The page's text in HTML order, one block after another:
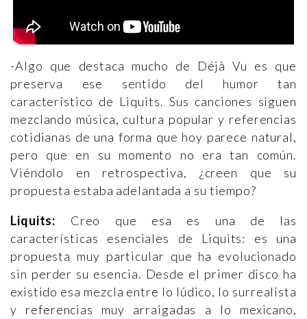
-Algo que destaca mucho de Déjà Vu es que
preserva ese sentido del humor tan
característico de Liquits. Sus canciones siguen
mezclando música, cultura popular y referencias
cotidianas de una forma que hoy parece natural,
pero que en su momento no era tan común.
Viéndolo en retrospectiva, ¿creen que su
propuesta estaba adelantada a su tiempo?
Liquits: Creo que esa es una de las
características esenciales de Liquits: es una
propuesta muy particular que ha evolucionado
sin perder su esencia. Desde el primer disco ha
existido esa mezcla entre lo lúdico, lo surrealista
y referencias muy arraigadas a lo mexicano,